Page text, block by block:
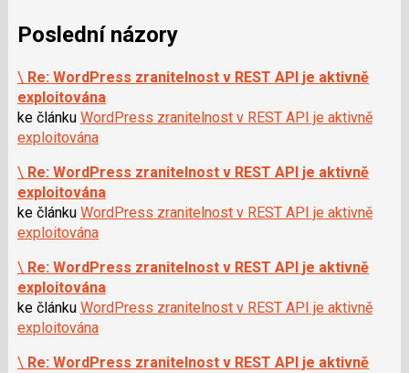
Poslední názory
\ Re: WordPress zranitelnost v REST API je aktivně
exploitována
ke článku WordPress zranitelnost v REST API je aktivně
exploitována
\ Re: WordPress zranitelnost v REST API je aktivně
exploitována
ke článku WordPress zranitelnost v REST API je aktivně
exploitována
\ Re: WordPress zranitelnost v REST API je aktivně
exploitována
ke článku WordPress zranitelnost v REST API je aktivně
exploitována
\ Re: WordPress zranitelnost v REST API je aktivně